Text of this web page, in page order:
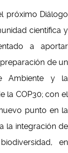
próximo Diálogo
científica y
a aportar
de un
Ambiente y la
la COP30; con el
punto en la
la integración de
en